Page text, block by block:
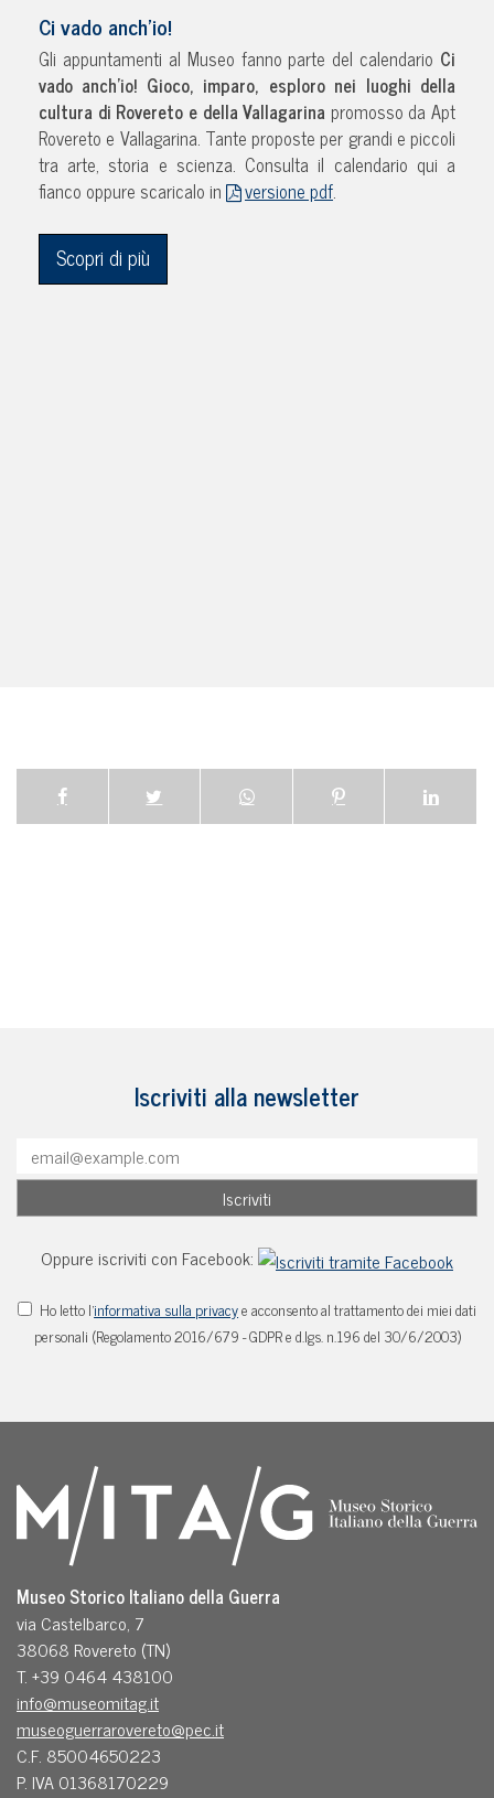
Ci vado anch’io!
Gli appuntamenti al Museo fanno parte del calendario Ci
vado anch’io! Gioco, imparo, esploro nei luoghi della
cultura di Rovereto e della Vallagarina promosso da Apt
Rovereto e Vallagarina. Tante proposte per grandi e piccoli
tra arte, storia e scienza. Consulta il calendario qui a
fianco oppure scaricalo in
versione pdf.
Scopri di più
Iscriviti alla newsletter
Oppure iscriviti con Facebook:
Ho letto l'informativa sulla privacye acconsento al trattamento dei miei dati
personali (Regolamento 2016/679 - GDPR e d.lgs. n.196 del 30/6/2003)
Museo Storico Italiano della Guerra
via Castelbarco, 7
38068 Rovereto (TN)
T. +39 0464 438100
info@museomitag.it
museoguerrarovereto@pec.it
C.F. 85004650223
P. IVA 01368170229